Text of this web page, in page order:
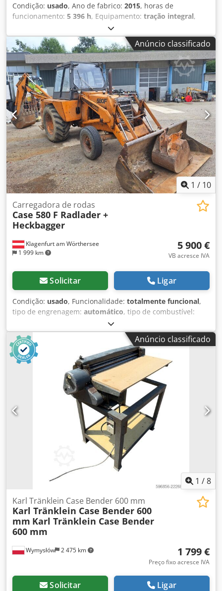
Condição: usado, Ano de fabrico: 2015, horas de
funcionamento: 5 396 h, Equipamento: tração integral,
CASE de esteiras Tipo: 1650M Peso operacional: 19.200 kg
Potência: 122 kW Credpszhyrmofx Aa Tsf Horas de
trabalho: 5.396 Equipamentos: - Banco aquecido - Ar-
condicionado - Rádio - Ripper traseiro com 3 dentes -
Dispositivos e grades de proteção frontal da cabine -
Lâmina niveladora (hidraulicamente rebatível) Também
oferecemos suporte em financiamento/arrendamento com
nossos parceiros. Todas as informações são fornecidas
sem garantia. Sujeito a erros e venda intermediária.
Anúncio classificado
1 / 10
Klagenfurt am Wörthersee
1 999 km
Carregadora de rodas
Case 580 F Radlader +
Heckbagger
5 900 €
VB acresce IVA
Solicitar Ligar
Condição: usado, Funcionalidade: totalmente funcional,
tipo de engrenagem: automático, tipo de combustível:
7 500 kg
4x2, primeira matrícula:10/1977, Ano de fabrico:1977,
Equipamento:
, Tecnicamente em perfeito
estado Credpfx Aot S Idrsa Tsf
Anúncio classificado
1 /8
Wymysłów 2 475 km
Karl Tränklein Case Bender 600 mm
Karl Tränklein Case Bender 600
mm Karl Tränklein Case Bender
600 mm
1 799 €
Preço fixo acresce IVA
Solicitar Ligar